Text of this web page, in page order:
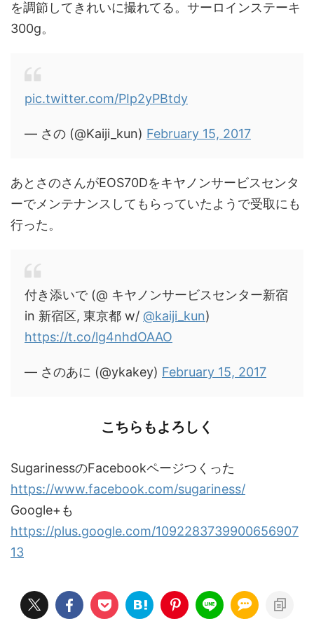
を調節してきれいに撮れてる。サーロインステーキ
300g。
pic.twitter.com/PIp2yPBtdy
— さの (@Kaiji_kun) February 15, 2017
あとさのさんがEOS70Dをキヤノンサービスセンタ
ーでメンテナンスしてもらっていたようで受取にも
行った。
付き添いで (@ キヤノンサービスセンター新宿
in 新宿区, 東京都 w/ @kaiji_kun)
https://t.co/lg4nhdOAAO
— さのあに (@ykakey) February 15, 2017
こちらもよろしく
SugarinessのFacebookページつくった
https://www.facebook.com/sugariness/
Google+も
https://plus.google.com/1092283739900656907
13